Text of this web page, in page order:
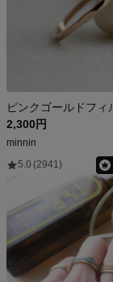
2,300円
minnin
5.0 (2941)